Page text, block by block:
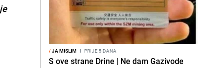
/JA MISLIM I PRIJE 5 DANA
S ove strane Drine | Ne dam Gazivode